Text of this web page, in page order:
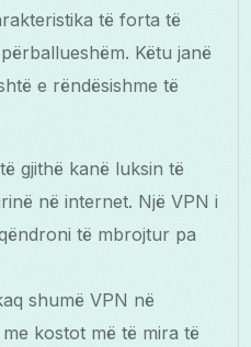
të forta të
Këtu janë
e rëndësishme të
gjithë kanë luksin të
në internet. Një VPN i
të mbrojtur pa
shumë VPN në
kostot më të mira të